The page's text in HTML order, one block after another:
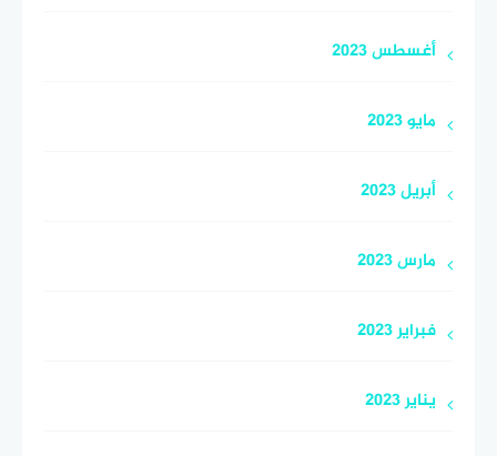
أغسطس 2023
مايو 2023
أبريل 2023
مارس 2023
فبراير 2023
يناير 2023